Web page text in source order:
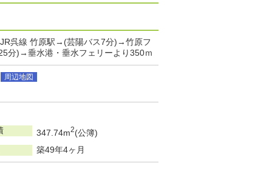
呉線 竹原駅→(芸陽バス7分)→竹原フ
分)→垂水港・垂水フェリーより350ｍ
周辺地図
347.74m2(公簿)
築49年4ヶ月